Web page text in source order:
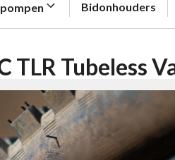
Bidonhouders
TLR Tubeless